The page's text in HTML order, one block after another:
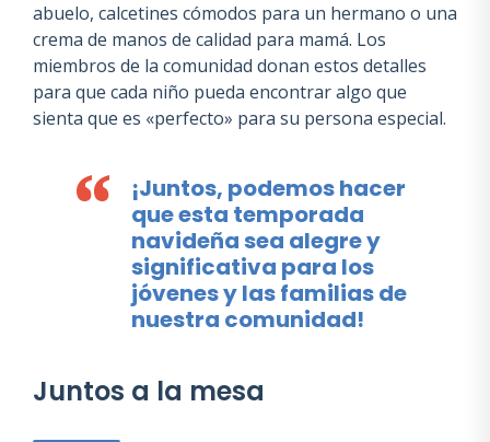
abuelo, calcetines cómodos para un hermano o una
crema de manos de calidad para mamá. Los
miembros de la comunidad donan estos detalles
para que cada niño pueda encontrar algo que
sienta que es «perfecto» para su persona especial.
¡Juntos, podemos hacer
que esta temporada
navideña sea alegre y
significativa para los
jóvenes y las familias de
nuestra comunidad!
Juntos a la mesa